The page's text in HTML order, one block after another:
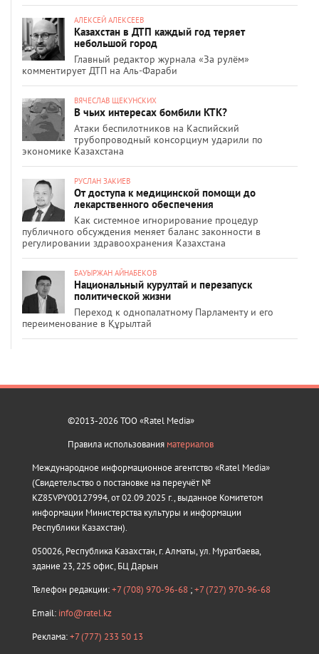
АЛЕКСЕЙ АЛЕКСЕЕВ
Казахстан в ДТП каждый год теряет
небольшой город
Главный редактор журнала «За рулём»
комментирует ДТП на Аль-Фараби
ВЯЧЕСЛАВ ЩЕКУНСКИХ
В чьих интересах бомбили КТК?
Атаки беспилотников на Каспийский
трубопроводный консорциум ударили по
экономике Казахстана
РУСЛАН ЗАКИЕВ
От доступа к медицинской помощи до
лекарственного обеспечения
Как системное игнорирование процедур
публичного обсуждения меняет баланс законности в
регулировании здравоохранения Казахстана
БАУЫРЖАН АЙНАБЕКОВ
Национальный курултай и перезапуск
политической жизни
Переход к однопалатному Парламенту и его
переименование в Құрылтай
©2013-2026 ТОО «Ratel Media»
Правила использования материалов
Международное информационное агентство «Ratel Media»
(Свидетельство о постановке на переучёт №
KZ85VPY00127994, от 02.09.2025 г., выданное Комитетом
информации Министерства культуры и информации
Республики Казахстан).
050026, Республика Казахстан, г. Алматы, ул. Муратбаева,
здание 23, 225 офис, БЦ Дарын
Телефон редакции:+7 (708) 970-96-68 ;+7 (727) 970-96-68
Email: info@ratel.kz
Реклама:+7 (777) 233 50 13